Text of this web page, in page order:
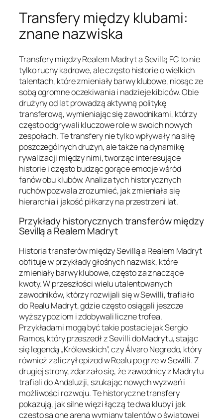
Transfery między klubami:
znane nazwiska
Transfery między Realem Madryt a Sevillą FC to nie
tylko ruchy kadrowe, ale często historie o wielkich
talentach, które zmieniały barwy klubowe, niosąc ze
sobą ogromne oczekiwania i nadzieje kibiców. Obie
drużyny od lat prowadzą aktywną politykę
transferową, wymieniając się zawodnikami, którzy
często odgrywali kluczowe role w swoich nowych
zespołach. Te transfery nie tylko wpływały na siłę
poszczególnych drużyn, ale także na dynamikę
rywalizacji między nimi, tworząc interesujące
historie i często budząc gorące emocje wśród
fanów obu klubów. Analiza tych historycznych
ruchów pozwala zrozumieć, jak zmieniała się
hierarchia i jakość piłkarzy na przestrzeni lat.
Przykłady historycznych transferów między
Sevillą a Realem Madryt
Historia transferów między Sevillą a Realem Madryt
obfituje w przykłady głośnych nazwisk, które
zmieniały barwy klubowe, często za znaczące
kwoty. W przeszłości wielu utalentowanych
zawodników, którzy rozwijali się w Sewilli, trafiało
do Realu Madryt, gdzie często osiągali jeszcze
wyższy poziom i zdobywali liczne trofea.
Przykładami mogą być takie postacie jak Sergio
Ramos, który przeszedł z Sevilli do Madrytu, stając
się legendą „Królewskich”, czy Álvaro Negredo, który
również zaliczył epizod w Realu po grze w Sewilli. Z
drugiej strony, zdarzało się, że zawodnicy z Madrytu
trafiali do Andaluzji, szukając nowych wyzwań i
możliwości rozwoju. Te historyczne transfery
pokazują, jak silne więzi łączą te dwa kluby i jak
często są one areną wymiany talentów o światowej